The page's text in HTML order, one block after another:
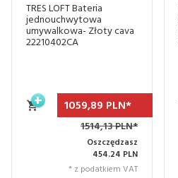
TRES LOFT Bateria
jednouchwytowa
umywalkowa- Złoty cava
22210402CA
1059,89 PLN*
1514,13 PLN*
Oszczędzasz
454.24 PLN
* z podatkiem VAT